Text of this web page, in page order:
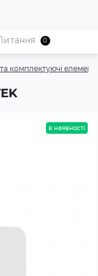
комплектуючі
0
в наявності